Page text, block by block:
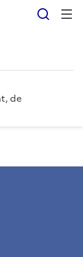
de